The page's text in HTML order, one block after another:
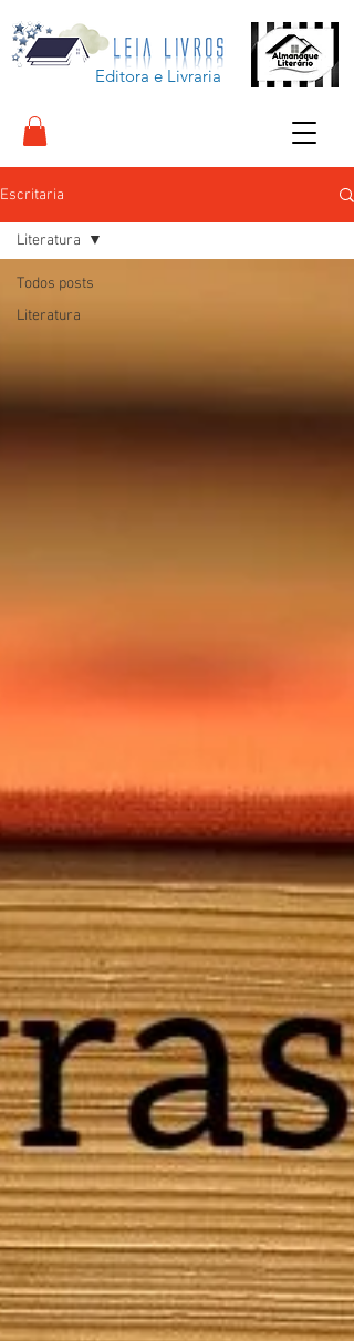
Editora e Livraria
Escritaria
Todos posts
Literatura
Literatura